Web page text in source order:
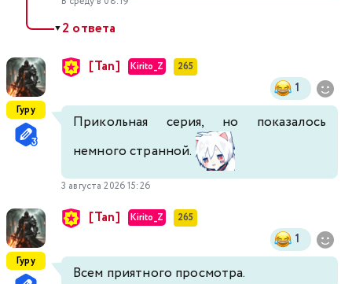
▼2 ответа
Гуру
[Tan] Kirito_Z 265
1
Прикольная серия, но показалось
немного странной.
3 августа 2026 15:26
Гуру
[Tan] Kirito_Z 265
1
Всем приятного просмотра.